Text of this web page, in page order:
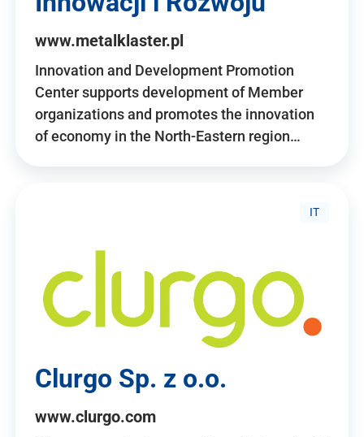
www.metalklaster.pl
Innovation and Development Promotion
Center supports development of Member
organizations and promotes the innovation
of economy in the North-Eastern region…
IT
Clurgo Sp. z o.o.
www.clurgo.com